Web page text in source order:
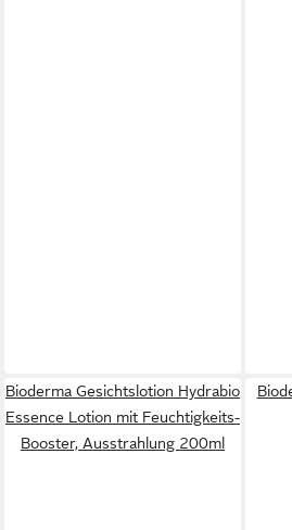
Bioderma Gesichtslotion Hydrabio
Essence Lotion mit Feuchtigkeits-
Booster, Ausstrahlung 200ml